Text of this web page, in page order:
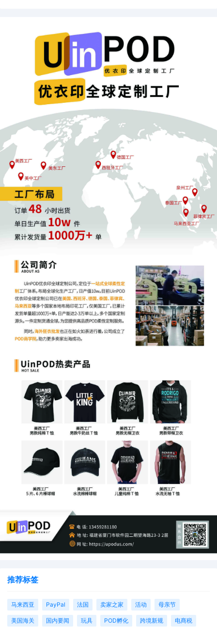
推荐标签
马来西亚 PayPal 法国 卖家之家 活动 母亲节
美国海关 国内要闻 玩具 POD孵化 跨境新规 电商税